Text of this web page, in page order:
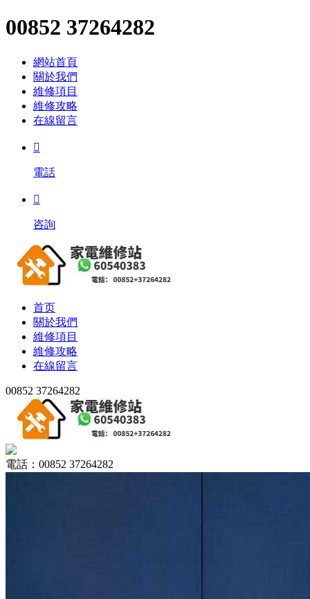
00852 37264282
網站首頁
關於我們
維修項目
維修攻略
在線留言

電話

咨詢
首页
關於我們
維修項目
維修攻略
在線留言
00852 37264282
電話：00852 37264282